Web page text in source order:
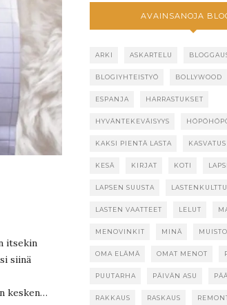
itsekin
siinä
kesken…
AVAINSANOJA
ARKI ASKARTELU
BLOGIYHTEISTYÖ BOLLYWOOD
ESPANJA HARRASTUKSET
HYVÄNTEKEVÄISYYS
KAKSI PIENTÄ LASTA KASVATUS
KESÄ KIRJAT KOTI
LAPSEN SUUSTA
LASTEN VAATTEET LELUT
MENOVINKIT MINÄ
OMA ELÄMÄ OMAT MENOT
PUUTARHA PÄIVÄN ASU
RAKKAUS RASKAUS